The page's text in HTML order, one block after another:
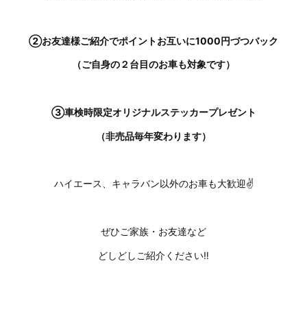
②お友達様ご紹介でポイントお互いに1000円づつバック
（ご自身の２台目のお車も対象です）
③車検時限定オリジナルステッカープレゼント
（非売品毎年変わります）
ハイエース、キャラバン以外のお車も大歓迎✌
ぜひご家族・お友達など
どしどしご紹介ください‼